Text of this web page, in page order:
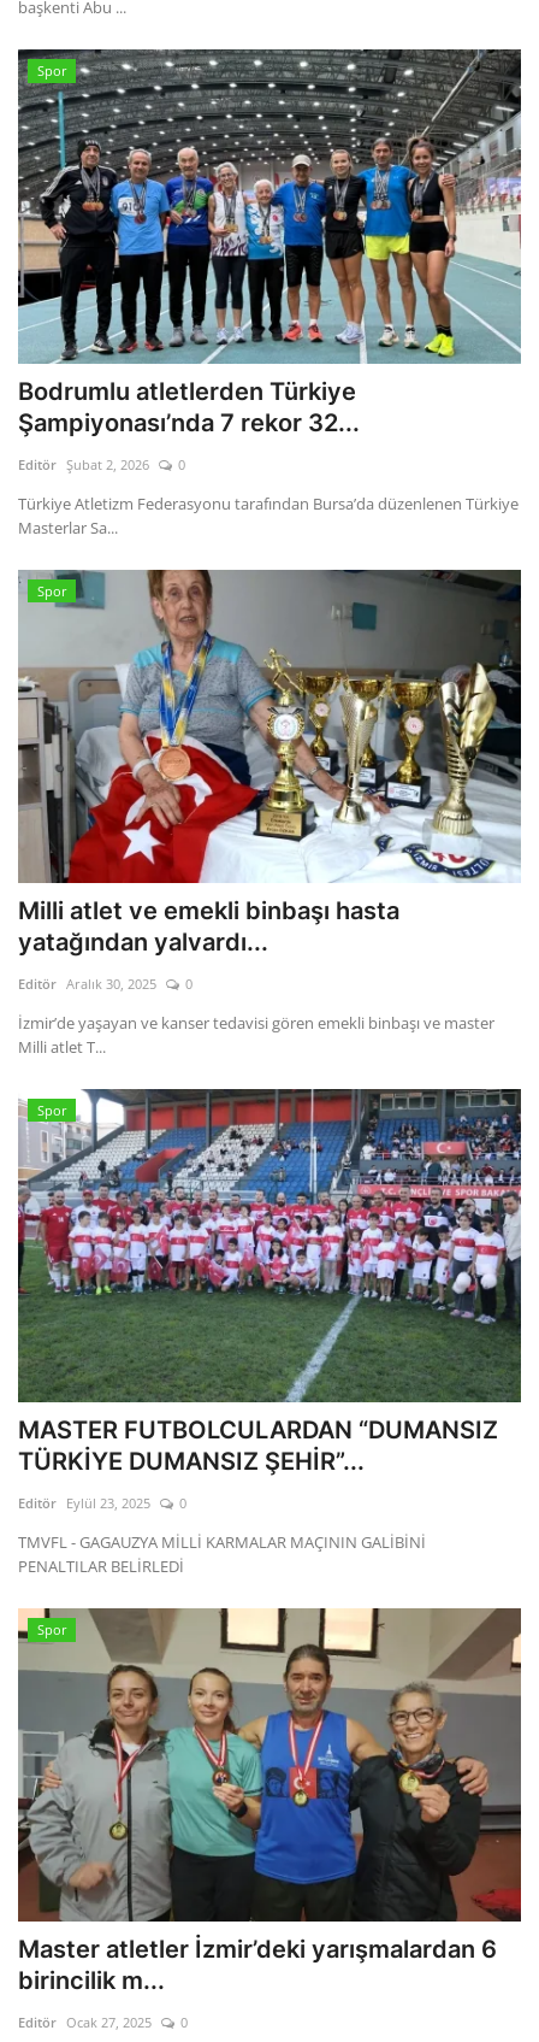
başkenti Abu ...
Spor
Bodrumlu atletlerden Türkiye
Şampiyonası’nda 7 rekor 32...
Editör Şubat 2, 2026 0
Türkiye Atletizm Federasyonu tarafından Bursa’da düzenlenen Türkiye
Masterlar Sa...
Spor
Milli atlet ve emekli binbaşı hasta
yatağından yalvardı...
Editör Aralık 30, 2025 0
İzmir’de yaşayan ve kanser tedavisi gören emekli binbaşı ve master
Milli atlet T...
Spor
MASTER FUTBOLCULARDAN “DUMANSIZ
TÜRKİYE DUMANSIZ ŞEHİR”...
Editör Eylül 23, 2025 0
TMVFL - GAGAUZYA MİLLİ KARMALAR MAÇININ GALİBİNİ
PENALTILAR BELİRLEDİ
Spor
Master atletler İzmir’deki yarışmalardan 6
birincilik m...
Editör Ocak 27, 2025 0